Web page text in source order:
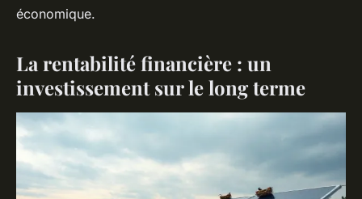
économique.
La rentabilité financière : un
investissement sur le long terme